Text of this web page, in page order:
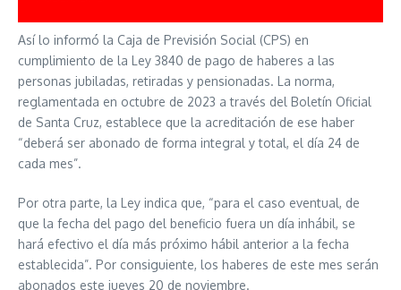
Así lo informó la Caja de Previsión Social (CPS) en
cumplimiento de la Ley 3840 de pago de haberes a las
personas jubiladas, retiradas y pensionadas. La norma,
reglamentada en octubre de 2023 a través del Boletín Oficial
de Santa Cruz, establece que la acreditación de ese haber
“deberá ser abonado de forma integral y total, el día 24 de
cada mes”.
Por otra parte, la Ley indica que, “para el caso eventual, de
que la fecha del pago del beneficio fuera un día inhábil, se
hará efectivo el día más próximo hábil anterior a la fecha
establecida”. Por consiguiente, los haberes de este mes serán
abonados este jueves 20 de noviembre.